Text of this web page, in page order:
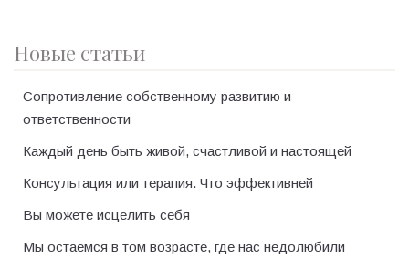
Новые статьи
Сопротивление собственному развитию и
ответственности
Каждый день быть живой, счастливой и настоящей
Консультация или терапия. Что эффективней
Вы можете исцелить себя
Мы остаемся в том возрасте, где нас недолюбили